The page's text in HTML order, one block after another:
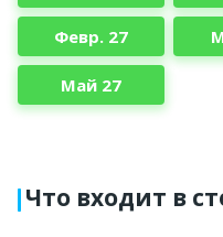
Февр. 27
Май 27
Что входит в